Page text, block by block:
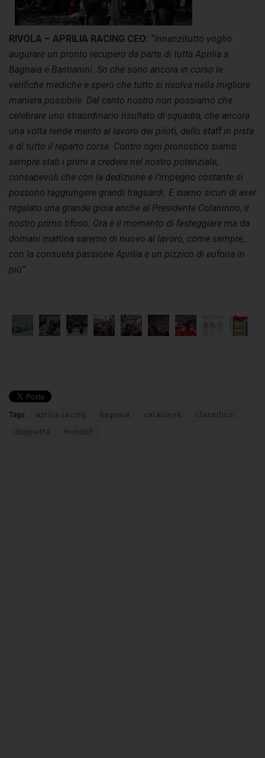
RIVOLA – APRILIA RACING CEO: “Innanzitutto voglio
augurare un pronto recupero da parte di tutta Aprilia a
Bagnaia e Bastianini. So che sono ancora in corso le
verifiche mediche e spero che tutto si risolva nella migliore
maniera possibile. Dal canto nostro non possiamo che
celebrare uno straordinario risultato di squadra, che ancora
una volta rende merito al lavoro dei piloti, dello staff in pista
e di tutto il reparto corse. Contro ogni pronostico siamo
sempre stati i primi a credere nel nostro potenziale,
consapevoli che con la dedizione e l’impegno costante si
possono raggiungere grandi traguardi. E siamo sicuri di aver
regalato una grande gioia anche al Presidente Colaninno, il
nostro primo tifoso. Ora è il momento di festeggiare ma da
domani mattina saremo di nuovo al lavoro, come sempre,
con la consueta passione Aprilia e un pizzico di euforia in
più”.
Tags: aprilia racing bagnaia catalunya classifica
doppietta motoGP